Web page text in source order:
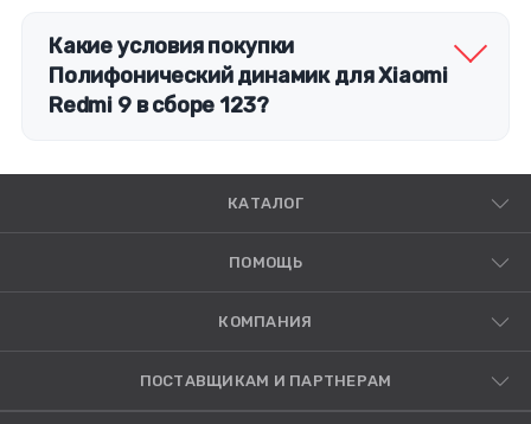
Какие условия покупки
Полифонический динамик для Xiaomi
Redmi 9 в сборе 123?
КАТАЛОГ
ПОМОЩЬ
КОМПАНИЯ
ПОСТАВЩИКАМ И ПАРТНЕРАМ